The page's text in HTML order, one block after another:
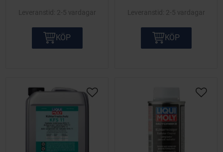
2-5 vardagar
KÖP
2-5 vardagar
KÖP
Lägg till i önskelista Lägg